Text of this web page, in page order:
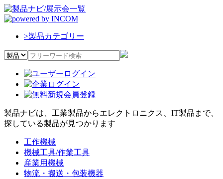
>製品カテゴリー
製品ナビは、工業製品からエレクトロニクス、IT製品まで、
探している製品が見つかります
工作機械
機械工具/作業工具
産業用機械
物流・搬送・包装機器